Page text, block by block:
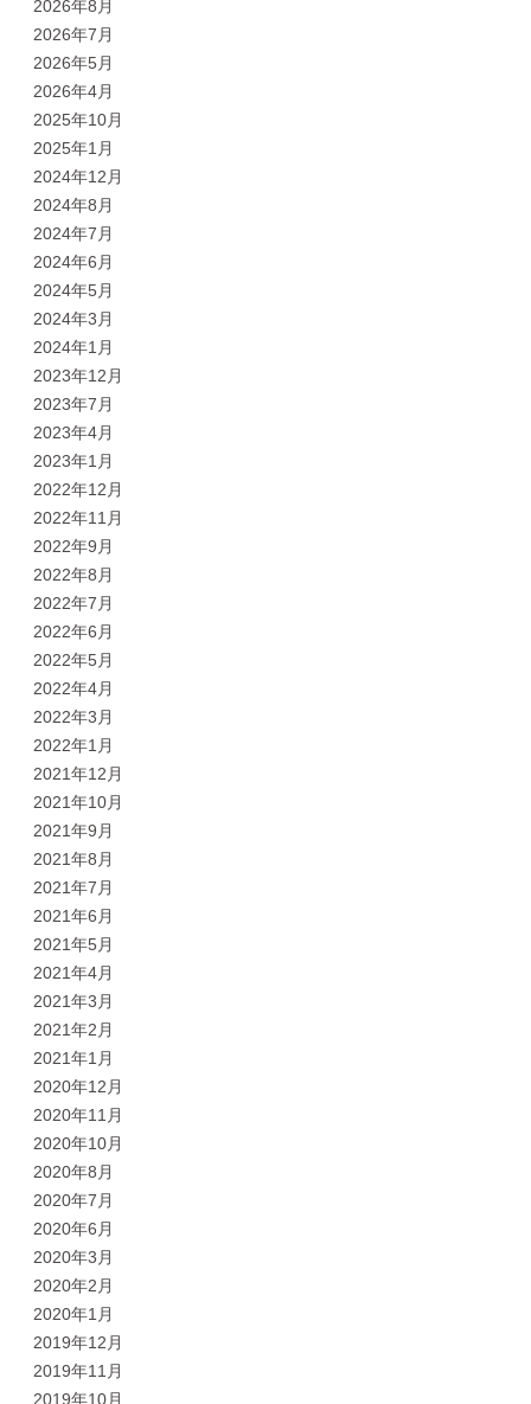
2026年8月
2026年7月
2026年5月
2026年4月
2025年10月
2025年1月
2024年12月
2024年8月
2024年7月
2024年6月
2024年5月
2024年3月
2024年1月
2023年12月
2023年7月
2023年4月
2023年1月
2022年12月
2022年11月
2022年9月
2022年8月
2022年7月
2022年6月
2022年5月
2022年4月
2022年3月
2022年1月
2021年12月
2021年10月
2021年9月
2021年8月
2021年7月
2021年6月
2021年5月
2021年4月
2021年3月
2021年2月
2021年1月
2020年12月
2020年11月
2020年10月
2020年8月
2020年7月
2020年6月
2020年3月
2020年2月
2020年1月
2019年12月
2019年11月
2019年10月